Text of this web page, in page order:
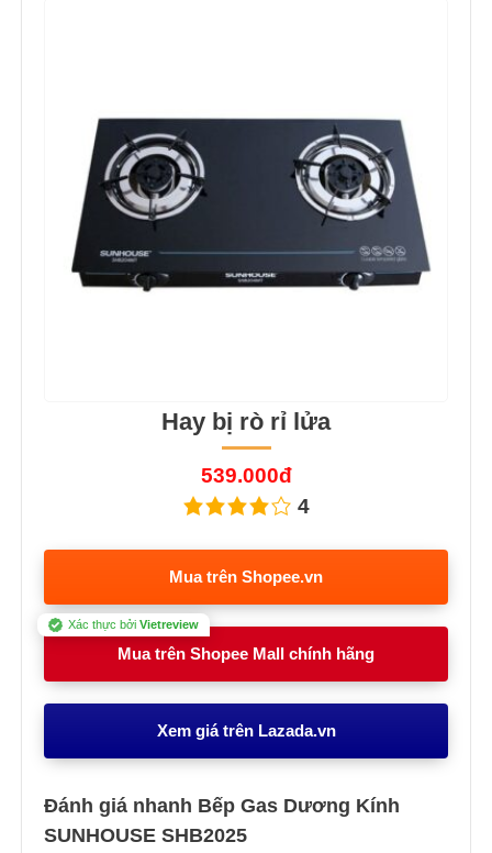
Hay bị rò rỉ lửa
539.000đ
4
Mua trên Shopee.vn
Xác thực bởi Vietreview
Mua trên Shopee Mall chính hãng
Xem giá trên Lazada.vn
Đánh giá nhanh Bếp Gas Dương Kính
SUNHOUSE SHB2025